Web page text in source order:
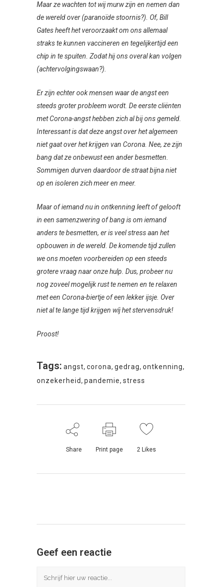
Maar ze wachten tot wij murw zijn en nemen dan
de wereld over (paranoïde stoornis?). Of, Bill
Gates heeft het veroorzaakt om ons allemaal
straks te kunnen vaccineren en tegelijkertijd een
chip in te spuiten. Zodat hij ons overal kan volgen
(achtervolgingswaan?).
Er zijn echter ook mensen waar de angst een
steeds groter probleem wordt. De eerste cliënten
met Corona-angst hebben zich al bij ons gemeld.
Interessant is dat deze angst over het algemeen
niet gaat over het krijgen van Corona. Nee, ze zijn
bang dat ze onbewust een ander besmetten.
Sommigen durven daardoor de straat bijna niet
op en isoleren zich meer en meer.
Maar of iemand nu in ontkenning leeft of gelooft
in een samenzwering of bang is om iemand
anders te besmetten, er is veel stress aan het
opbouwen in de wereld. De komende tijd zullen
we ons moeten voorbereiden op een steeds
grotere vraag naar onze hulp. Dus, probeer nu
nog zoveel mogelijk rust te nemen en te relaxen
met een Corona-biertje of een lekker ijsje. Over
niet al te lange tijd krijgen wíj het stervensdruk!
Proost!
Tags: angst, corona, gedrag, ontkenning,
onzekerheid, pandemie, stress
Share Print page 2 Likes
Geef een reactie